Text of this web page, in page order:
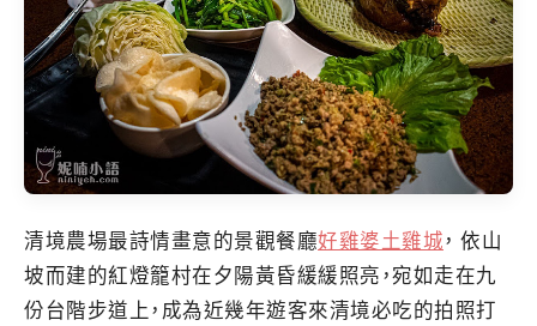
清境農場最詩情畫意的景觀餐廳好雞婆土雞城， 依山
坡而建的紅燈籠村在夕陽黃昏緩緩照亮，宛如走在九
份台階步道上，成為近幾年遊客來清境必吃的拍照打